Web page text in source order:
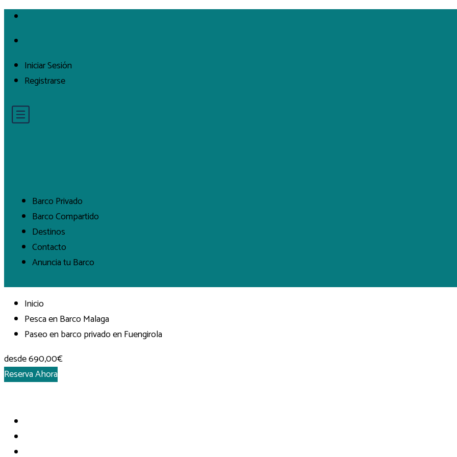
Iniciar Sesión
Registrarse
Barco Privado
Barco Compartido
Destinos
Contacto
Anuncia tu Barco
Inicio
Pesca en Barco Malaga
Paseo en barco privado en Fuengirola
desde690,00€
Reserva Ahora